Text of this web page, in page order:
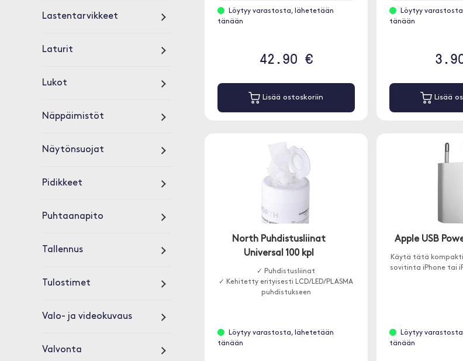
Lastentarvikkeet
Laturit
Lukot
Näppäimistöt
Näytönsuojat
Pidikkeet
Puhtaanapito
Tallennus
Tulostimet
Valo- ja videokuvaus
Valvonta
Löytyy varastosta, lähetetään
tänään
42.90 €
Lisää ostoskoriin
Löytyy
tänään
Lisää
North Puhdistusliinat
Universal 100 kpl
✓ Puhdistusliinat
✓ Kehitetty erityisesti LCD/LED/PLASMA
puhdistukseen
Löytyy varastosta, lähetetään
tänään
Apple USB
Käytä tätä
sovitinta iPhone tai
Löytyy
tänään